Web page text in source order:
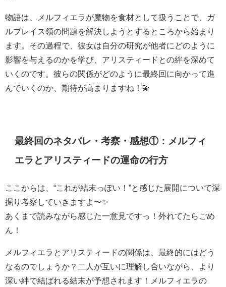
物語は、メルフィエラが魔物を食材として扱うことで、ガ
ルブレイス領の問題を解決しようとするところから始まり
ます。その過程で、彼女は自分の研究が他者にどのように
影響を与えるのかを学び、アリスティードとの絆を深めて
いくのです。彼らの関係がどのように最終回に向かって進
んでいくのか、期待が高まりますね！💫
最終回のネタバレ・考察・感想①：メルフィ
エラとアリスティードの運命の行方
ここからは、“これが結末っぽい！”と感じた展開について深
掘り考察していきますよ〜✨
あくまで読みながら感じた一意見ですっ！外れてたらごめ
ん！
メルフィエラとアリスティードの関係は、最終的にはどう
なるのでしょうか？二人が互いに理解し合いながら、より
深い絆で結ばれる結末が予想されます！メルフィエラの